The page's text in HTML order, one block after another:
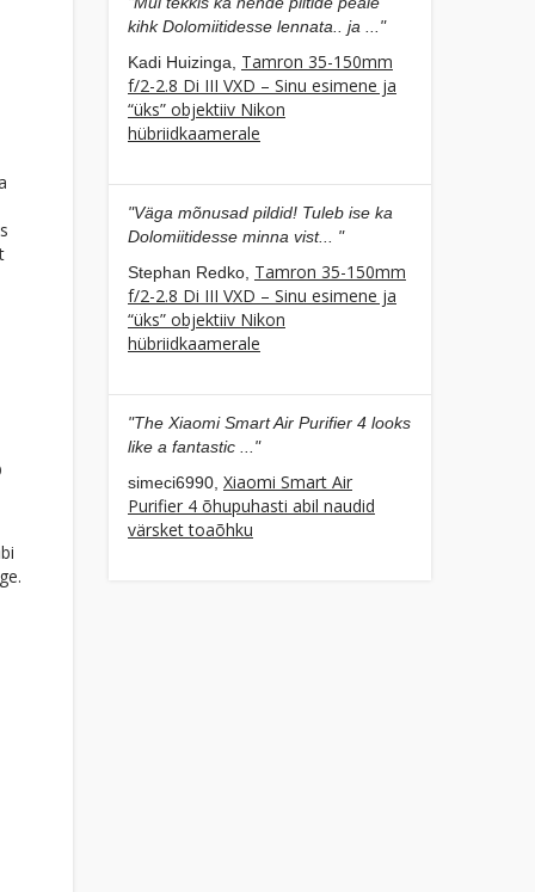
kihk Dolomiitidesse lennata.. ja ..."
Kadi Huizinga, Tamron 35-150mm
f/2-2.8 Di III VXD – Sinu esimene ja
“üks” objektiiv Nikon
hübriidkaamerale
"Väga mõnusad pildid! Tuleb ise ka
Dolomiitidesse minna vist... "
Stephan Redko, Tamron 35-150mm
f/2-2.8 Di III VXD – Sinu esimene ja
“üks” objektiiv Nikon
hübriidkaamerale
"The Xiaomi Smart Air Purifier 4 looks
like a fantastic ..."
simeci6990, Xiaomi Smart Air
Purifier 4 õhupuhasti abil naudid
värsket toaõhku